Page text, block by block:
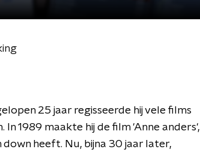
25 jaar regisseerde hij vele films
1989 maakte hij de film 'Anne anders',
down heeft. Nu, bijna 30 jaar later,